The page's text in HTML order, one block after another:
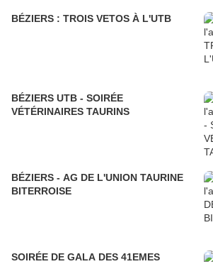
BÉZIERS : TROIS VETOS À L'UTB
BÉZIERS UTB - SOIRÉE
VÉTÉRINAIRES TAURINS
BÉZIERS - AG DE L'UNION TAURINE
BITERROISE
SOIRÉE DE GALA DES 41EMES